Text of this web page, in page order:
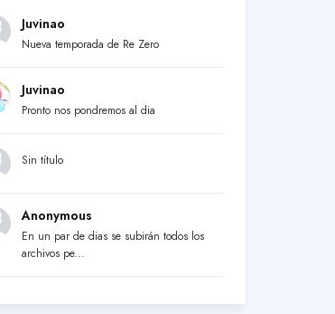
Juvinao
Nueva temporada de Re Zero
Juvinao
Pronto nos pondremos al dia
Sin título
Anonymous
En un par de dias se subirán todos los
archivos pe...